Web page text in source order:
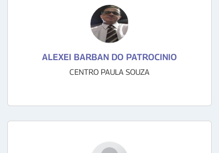
ALEXEI BARBAN DO PATROCINIO
CENTRO PAULA SOUZA